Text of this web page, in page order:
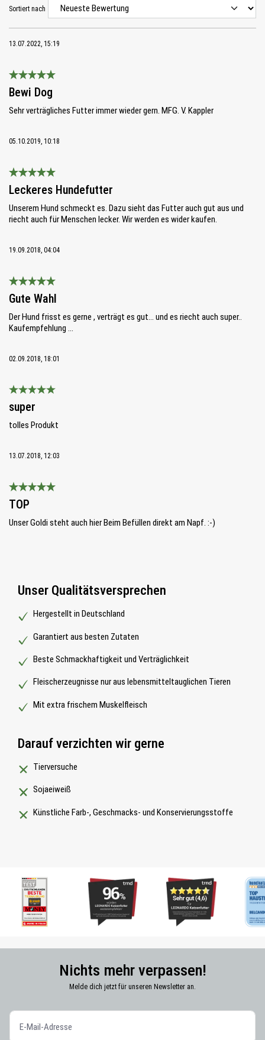
Sortiert nach
13.07.2022, 15:19
Bewertung mit 5 von 5 Sternen
Bewi Dog
Sehr verträgliches Futter immer wieder gern. MFG. V. Kappler
05.10.2019, 10:18
Bewertung mit 5 von 5 Sternen
Leckeres Hundefutter
Unserem Hund schmeckt es. Dazu sieht das Futter auch gut aus und
riecht auch für Menschen lecker. Wir werden es wider kaufen.
19.09.2018, 04:04
Bewertung mit 5 von 5 Sternen
Gute Wahl
Der Hund frisst es gerne , verträgt es gut... und es riecht auch super..
Kaufempfehlung ...
02.09.2018, 18:01
super
tolles Produkt
13.07.2018, 12:03
Bewertung mit 5 von 5 Sternen
TOP
Unser Goldi steht auch hier Beim Befüllen direkt am Napf. :-)
Unser Qualitätsversprechen
Hergestellt in Deutschland
Garantiert aus besten Zutaten
Beste Schmackhaftigkeit und Verträglichkeit
Fleischerzeugnisse nur aus lebensmitteltauglichen Tieren
Mit extra frischem Muskelfleisch
Darauf verzichten wir gerne
Tierversuche
Sojaeiweiß
Künstliche Farb-, Geschmacks- und Konservierungsstoffe
Nichts mehr verpassen!
Melde dich jetzt für unseren Newsletter an.